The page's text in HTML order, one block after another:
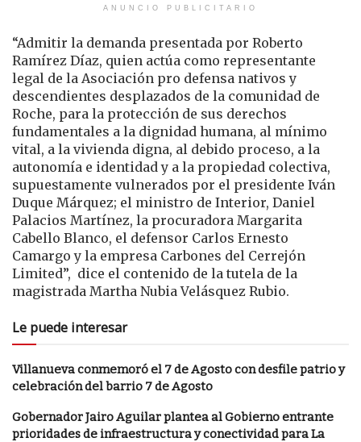
ANUNCIO PUBLICITARIO
“Admitir la demanda presentada por Roberto
Ramírez Díaz, quien actúa como representante
legal de la Asociación pro defensa nativos y
descendientes desplazados de la comunidad de
Roche, para la protección de sus derechos
fundamentales a la dignidad humana, al mínimo
vital, a la vivienda digna, al debido proceso, a la
autonomía e identidad y a la propiedad colectiva,
supuestamente vulnerados por el presidente Iván
Duque Márquez; el ministro de Interior, Daniel
Palacios Martínez, la procuradora Margarita
Cabello Blanco, el defensor Carlos Ernesto
Camargo y la empresa Carbones del Cerrejón
Limited”, dice el contenido de la tutela de la
magistrada Martha Nubia Velásquez Rubio.
Le puede interesar
Villanueva conmemoró el 7 de Agosto con desfile patrio y
celebración del barrio 7 de Agosto
Gobernador Jairo Aguilar plantea al Gobierno entrante
prioridades de infraestructura y conectividad para La